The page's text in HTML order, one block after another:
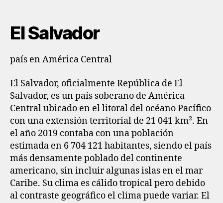
El Salvador
país en América Central
El Salvador, oficialmente República de El
Salvador, es un país soberano de América
Central ubicado en el litoral del océano Pacífico
con una extensión territorial de 21 041 km².​ En
el año 2019 contaba con una población
estimada en 6 704 121 habitantes,​ siendo el país
más densamente poblado del continente
americano, sin incluir algunas islas en el mar
Caribe. Su clima es cálido tropical pero debido
al contraste geográfico el clima puede variar. El